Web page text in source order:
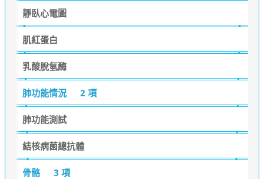
靜臥心電圖
肌紅蛋白
乳酸脫氫酶
肺功能情況 2 項
肺功能測試
結核病菌總抗體
骨骼 3 項